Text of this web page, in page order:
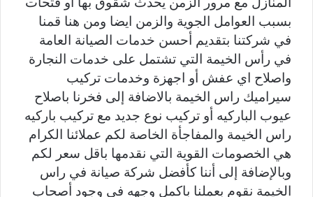
بسبب العوامل الجوية والزمن ايضا ومن هنا قمنا
في شركتنا بتقديم أحسن خدمات الصيانة العامة
في رأس الخيمة التي تشتمل على خدمات النجارة
واصلاح اي عفش أو اجهزة وخدمات تركيب
سيراميك راس الخيمة بالاضافة إلى فخرنا باصلاح
عيوب الباركيه أو تركيب نوع جديد مع تركيب باركيه
راس الخيمة والمفاجأة الخاصة لكم عملائنا الكرام
هي الخصومات القوية التي نقدمها باقل سعر لكم
وبالإضافة إلى أننا كأفضل شركة صيانة في راس
الخيمة نقوم بعملنا باكمل وجهه في وجود أصحاب